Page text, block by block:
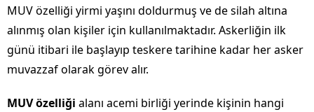
MUV özelliği yirmi yaşını doldurmuş ve de silah altına
alınmış olan kişiler için kullanılmaktadır. Askerliğin ilk
günü itibari ile başlayıp teskere tarihine kadar her asker
muvazzaf olarak görev alır.
MUV özelliği alanı acemi birliği yerinde kişinin hangi